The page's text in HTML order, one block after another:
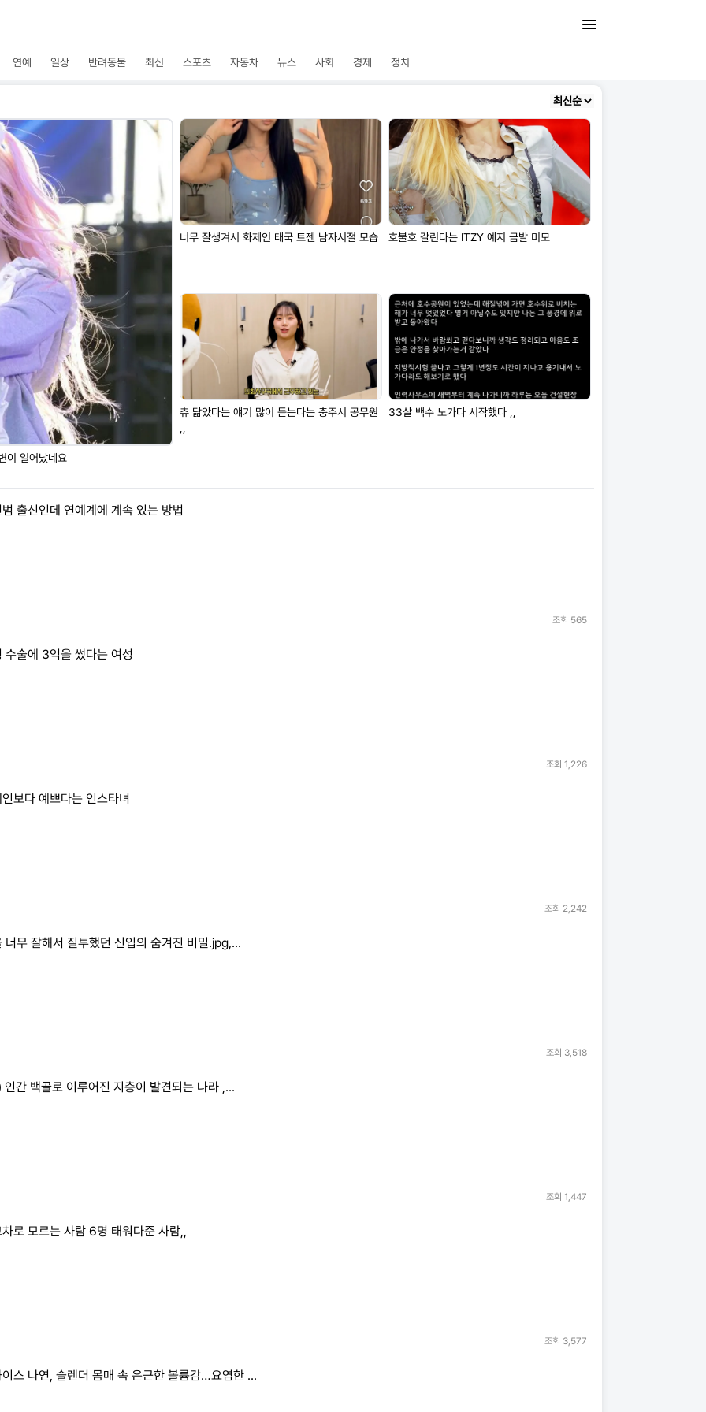
연예 일상 반려동물 최신 스포츠 자동차 뉴스 사회 경제 정치
이 일어났네요
너무 잘생겨서 화제인 태국 트젠 남자시절 모습 호불호 갈린다는 ITZY 예지 금발 미모
츄 닮았다는 얘기 많이 듣는다는 충주시 공무원
출신인데 연예계에 계속 있는 방법
조회 565
수술에 3억을 썼다는 여성
조회 1,226
보다 예쁘다는 인스타녀
조회 2,242
너무 잘해서 질투했던 신입의 숨겨진 비밀.jpg,...
조회 3,518
인간 백골로 이루어진 지층이 발견되는 나라 ,...
조회 1,447
로 모르는 사람 6명 태워다준 사람,,
조회 3,577
스 나연, 슬렌더 몸매 속 은근한 볼륨감…요염한 ...